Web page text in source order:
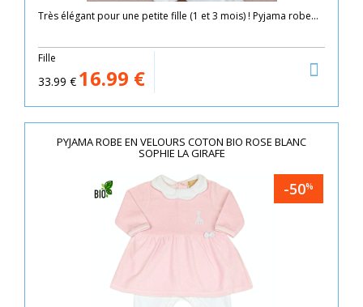
Très élégant pour une petite fille (1 et 3 mois) ! Pyjama robe...
Fille
33.99 € 16.99 €
PYJAMA ROBE EN VELOURS COTON BIO ROSE BLANC
SOPHIE LA GIRAFE
-50%